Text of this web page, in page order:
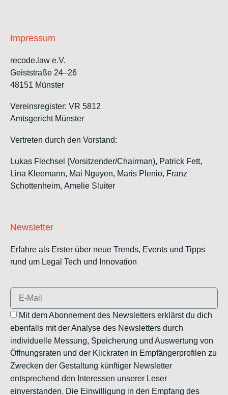
Impressum
recode.law e.V.
Geiststraße 24–26
48151 Münster
Vereinsregister: VR 5812
Amtsgericht Münster
Vertreten durch den Vorstand:
Lukas Flechsel (Vorsitzender/Chairman), Patrick Fett,
Lina Kleemann, Mai Nguyen, Maris Plenio, Franz
Schottenheim, Amelie Sluiter
Newsletter
Erfahre als Erster über neue Trends, Events und Tipps
rund um Legal Tech und Innovation
Mit dem Abonnement des Newsletters erklärst du dich
ebenfalls mit der Analyse des Newsletters durch
individuelle Messung, Speicherung und Auswertung von
Öffnungsraten und der Klickraten in Empfängerprofilen zu
Zwecken der Gestaltung künftiger Newsletter
entsprechend den Interessen unserer Leser
einverstanden. Die Einwilligung in den Empfang des